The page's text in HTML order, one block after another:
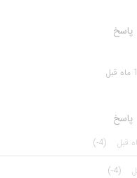
پاسخ
1 ماه قبل
پاسخ
(-4)
(-4)